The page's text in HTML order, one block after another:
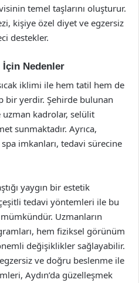
temel taşlarını oluşturur.
kişiye özel diyet ve egzersiz
destekler.
İçin Nedenler
iklimi ile hem tatil hem de
bir yerdir. Şehirde bulunan
uzman kadrolar, selülit
sunmaktadır. Ayrıca,
spa imkanları, tedavi sürecine
yaygın bir estetik
tedavi yöntemleri ile bu
Uzmanların
hem fiziksel görünüm
değişiklikler sağlayabilir.
ve doğru beslenme ile
Aydın’da güzelleşmek